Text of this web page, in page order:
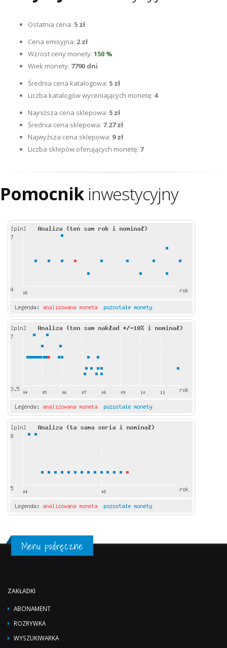
Ostatnia cena: 5 zł
Cena emisyjna: 2 zł
Wzrost ceny monety: 150 %
Wiek monety: 7790 dni
Średnia cena katalogowa: 5 zł
Liczba katalogów wyceniających monetę: 4
Najniższa cena sklepowa: 5 zł
Średnia cena sklepowa: 7.27 zł
Najwyźsza cena sklepowa: 9 zł
Liczba sklepów oferujących monetę: 7
Pomocnikinwestycyjny
Menu podręczne
ZAKŁADKI
ABONAMENT
ROZRYWKA
WYSZUKIWARKA